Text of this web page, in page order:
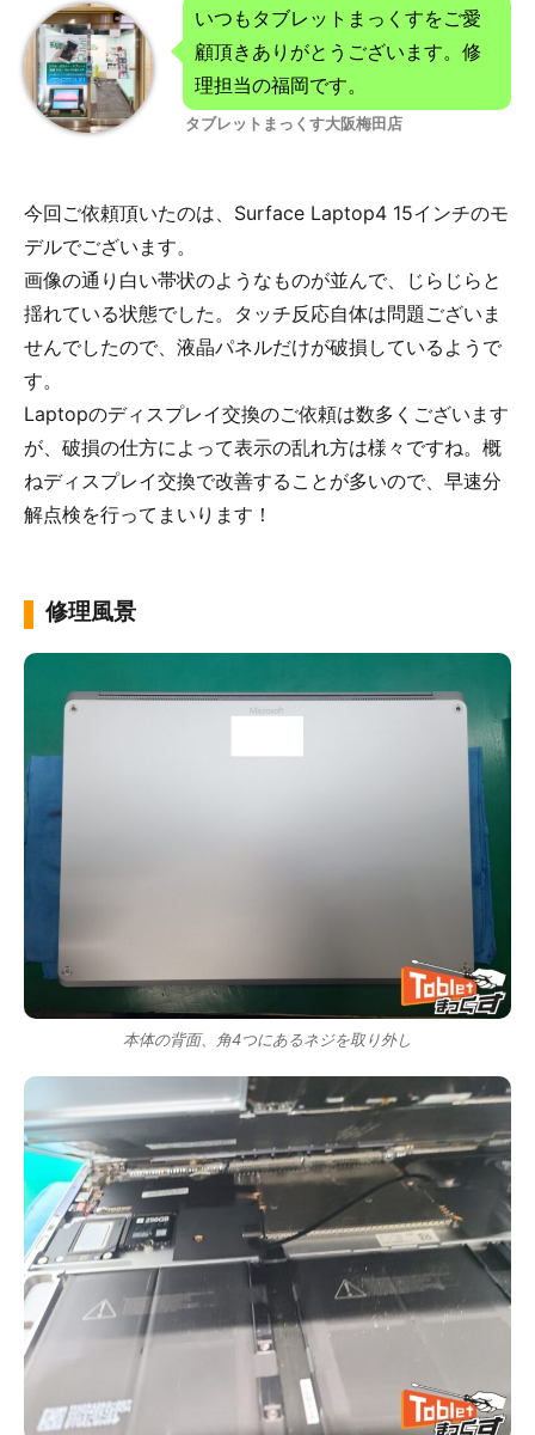
いつもタブレットまっくすをご愛
顧頂きありがとうございます。修
理担当の福岡です。
タブレットまっくす大阪梅田店
今回ご依頼頂いたのは、Surface Laptop4 15インチのモ
デルでございます。
画像の通り白い帯状のようなものが並んで、じらじらと
揺れている状態でした。タッチ反応自体は問題ございま
せんでしたので、液晶パネルだけが破損しているようで
す。
Laptopのディスプレイ交換のご依頼は数多くございます
が、破損の仕方によって表示の乱れ方は様々ですね。概
ねディスプレイ交換で改善することが多いので、早速分
解点検を行ってまいります！
修理風景
本体の背面、角4つにあるネジを取り外し